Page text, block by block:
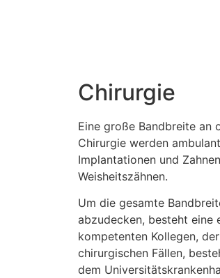
Chirurgie
Eine große Bandbreite an
Chirurgie werden
Implantationen und
Weisheitszähnen.
Um die gesamte
abzudecken, besteht eine
kompetenten Kollegen,
chirurgischen Fällen,
dem